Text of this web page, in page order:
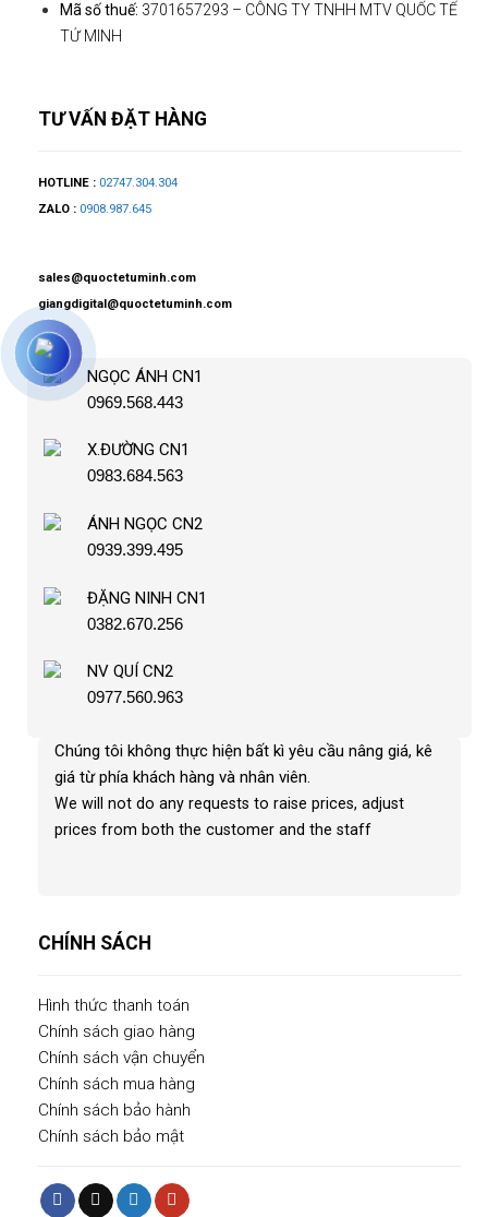
Mã số thuế: 3701657293 – CÔNG TY TNHH MTV QUỐC TẾ
TỨ MINH
TƯ VẤN ĐẶT HÀNG
HOTLINE : 02747.304.304
ZALO : 0908.987.645
sales@quoctetuminh.com
giangdigital@quoctetuminh.com
NGỌC ÁNH CN1
0969.568.443
X.ĐƯỜNG CN1
0983.684.563
ÁNH NGỌC CN2
0939.399.495
ĐẶNG NINH CN1
0382.670.256
NV QUÍ CN2
0977.560.963
Chúng tôi không thực hiện bất kì yêu cầu nâng giá, kê
giá từ phía khách hàng và nhân viên.
We will not do any requests to raise prices, adjust
prices from both the customer and the staff
CHÍNH SÁCH
Hình thức thanh toán
Chính sách giao hàng
Chính sách vận chuyển
Chính sách mua hàng
Chính sách bảo hành
Chính sách bảo mật